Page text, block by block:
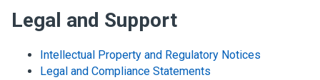
Legal and Support
Intellectual Property and Regulatory Notices
Legal and Compliance Statements